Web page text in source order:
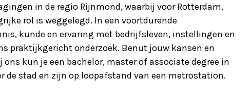
in de regio Rijnmond, waarbij voor Rotterdam,
rol is weggelegd. In een voortdurende
kunde en ervaring met bedrijfsleven, instellingen en
praktijkgericht onderzoek. Benut jouw kansen en
kun je een bachelor, master of associate degree in
de stad en zijn op loopafstand van een metrostation.